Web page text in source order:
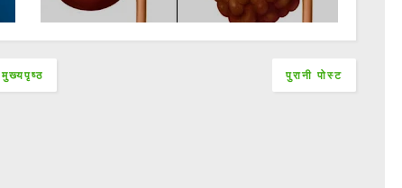
पुरानी पोस्ट
मुख्यपृष्ठ